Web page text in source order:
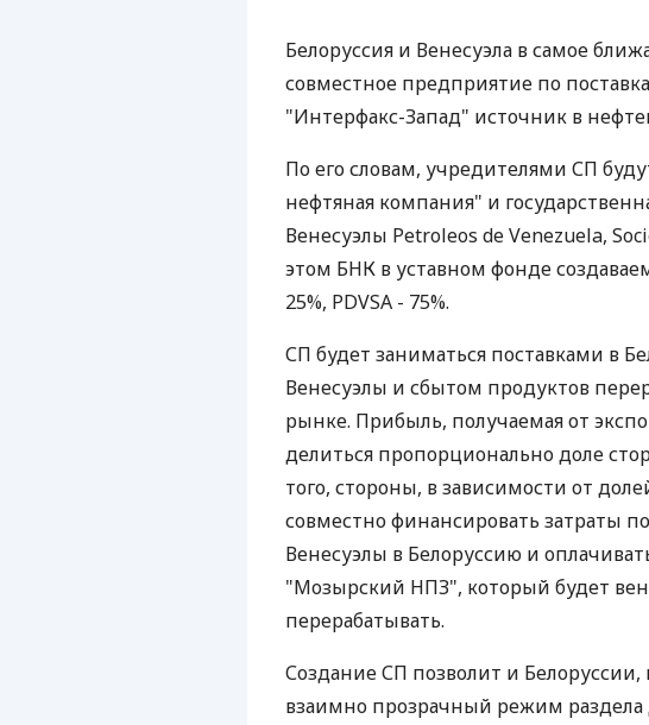
Белоруссия и Венесуэла в самое
совместное предприятие по
"Интерфакс-Запад" источник в
По его словам, учредителями СП
нефтяная компания" и
Венесуэлы Petroleos de Venezuela,
этом БНК в уставном фонде
25%, PDVSA - 75%.
СП будет заниматься поставками в
Венесуэлы и сбытом продуктов
рынке. Прибыль, получаемая от
делиться пропорционально доле
того, стороны, в зависимости от
совместно финансировать затраты
Венесуэлы в Белоруссию и
"Мозырский НПЗ", который будет
перерабатывать.
Создание СП позволит и Белоруссии,
взаимно прозрачный режим раздела